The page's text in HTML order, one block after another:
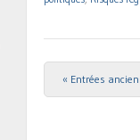
Post
« Entrées